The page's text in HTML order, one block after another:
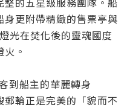
更附帶精緻的售票亭與
光在焚化後的靈魂國度
。
到船主的華麗轉身
輪正是完美的「貌而不